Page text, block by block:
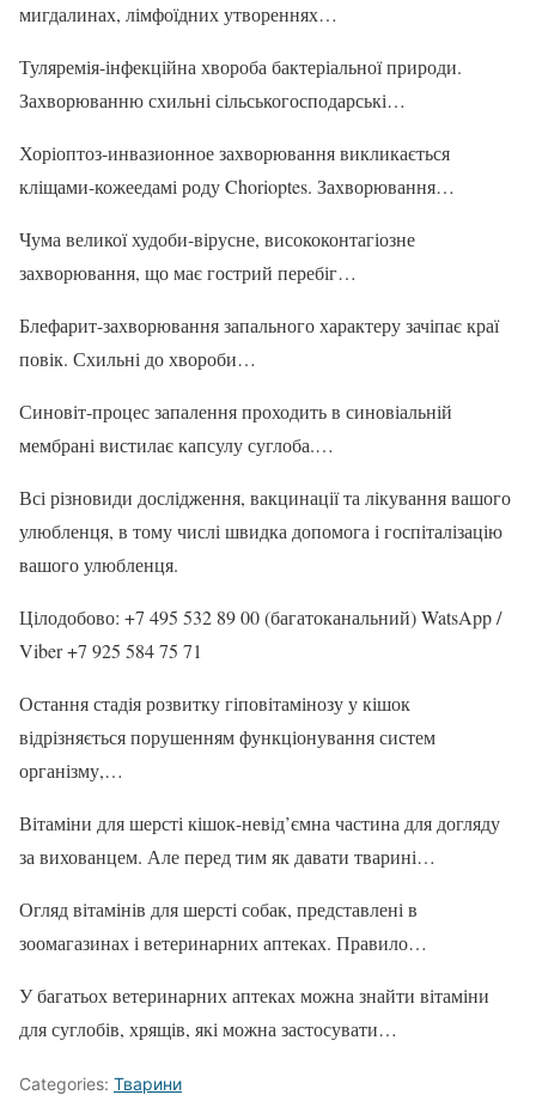
мигдалинах, лімфоїдних утвореннях…
Туляремія-інфекційна хвороба бактеріальної природи.
Захворюванню схильні сільськогосподарські…
Хоріоптоз-инвазионное захворювання викликається
кліщами-кожеедамі роду Chorioptes. Захворювання…
Чума великої худоби-вірусне, висококонтагіозне
захворювання, що має гострий перебіг…
Блефарит-захворювання запального характеру зачіпає краї
повік. Схильні до хвороби…
Синовіт-процес запалення проходить в синовіальній
мембрані вистилає капсулу суглоба.…
Всі різновиди дослідження, вакцинації та лікування вашого
улюбленця, в тому числі швидка допомога і госпіталізацію
вашого улюбленця.
Цілодобово: +7 495 532 89 00 (багатоканальний) WatsApp /
Viber +7 925 584 75 71
Остання стадія розвитку гіповітамінозу у кішок
відрізняється порушенням функціонування систем
організму,…
Вітаміни для шерсті кішок-невід’ємна частина для догляду
за вихованцем. Але перед тим як давати тварині…
Огляд вітамінів для шерсті собак, представлені в
зоомагазинах і ветеринарних аптеках. Правило…
У багатьох ветеринарних аптеках можна знайти вітаміни
для суглобів, хрящів, які можна застосувати…
Categories: Тварини